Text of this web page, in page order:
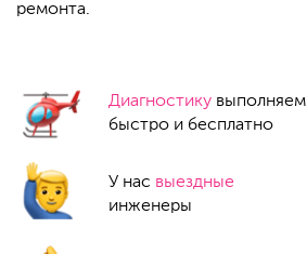
ремонта.
Диагностику выполняем
быстро и бесплатно
У нас выездные
инженеры